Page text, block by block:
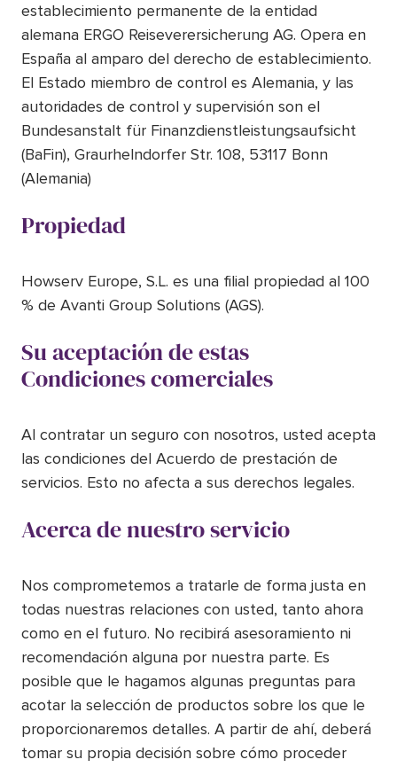
establecimiento permanente de la entidad
alemana ERGO Reiseverersicherung AG. Opera en
España al amparo del derecho de establecimiento.
El Estado miembro de control es Alemania, y las
autoridades de control y supervisión son el
Bundesanstalt für Finanzdienstleistungsaufsicht
(BaFin), Graurhelndorfer Str. 108, 53117 Bonn
(Alemania)
Propiedad
Howserv Europe, S.L. es una filial propiedad al 100
% de Avanti Group Solutions (AGS).
Su aceptación de estas
Condiciones comerciales
Al contratar un seguro con nosotros, usted acepta
las condiciones del Acuerdo de prestación de
servicios. Esto no afecta a sus derechos legales.
Acerca de nuestro servicio
Nos comprometemos a tratarle de forma justa en
todas nuestras relaciones con usted, tanto ahora
como en el futuro. No recibirá asesoramiento ni
recomendación alguna por nuestra parte. Es
posible que le hagamos algunas preguntas para
acotar la selección de productos sobre los que le
proporcionaremos detalles. A partir de ahí, deberá
tomar su propia decisión sobre cómo proceder